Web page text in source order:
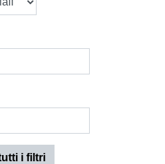
i filtri